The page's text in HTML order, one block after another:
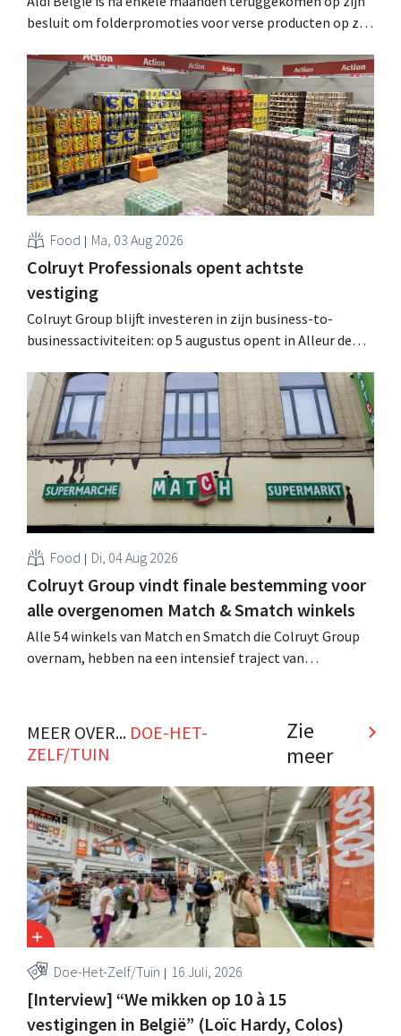
besluit om folderpromoties voor verse producten op zijn
werking treden: "Onze klanten willen goed
geïnformeerd worden." .
Food Ma, 03 Aug 2026
Colruyt Professionals opent achtste
vestiging
Colruyt Group blijft investeren in zijn business-to-
businessactiviteiten: op 5 augustus opent in Alleur de
winkelformule die zich uitsluitend richt op professionele
klanten. .
Food Di, 04 Aug 2026
Colruyt Group vindt finale bestemming voor
alle overgenomen Match & Smatch winkels
Alle 54 winkels van Match en Smatch die Colruyt Group
overnam, hebben na een intensief traject van
MEER OVER... DOE-HET-
ZELF/TUIN
Zie
meer
Doe-Het-Zelf/Tuin 16 Juli, 2026
[Interview] “We mikken op 10 à 15
vestigingen in België” (Loïc Hardy, Colos)